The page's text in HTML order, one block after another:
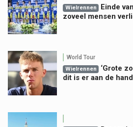
Wielrennen
Einde
zoveel mensen
World Tour
Wielrennen
‘Grote
dit is er aan de